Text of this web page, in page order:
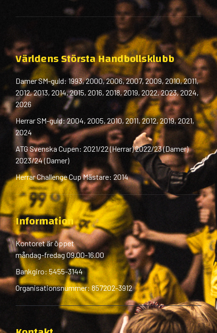
Världens Största Handbollsklubb
Damer SM-guld: 1993, 2000, 2006, 2007, 2009, 2010, 2011,
2012, 2013, 2014, 2015, 2016, 2018, 2019, 2022, 2023, 2024,
2026
Herrar SM-guld: 2004, 2005, 2010, 2011, 2012, 2019, 2021,
2024
ATG Svenska Cupen: 2021/22 (Herrar) 2022/23 (Damer)
2023/24 (Damer)
Herrar Challenge Cup Mästare: 2014
Information
Kontoret är öppet
måndag-fredag 09.00-16.00
Bankgiro: 5455-3144
Organisationsnummer: 857202-3912